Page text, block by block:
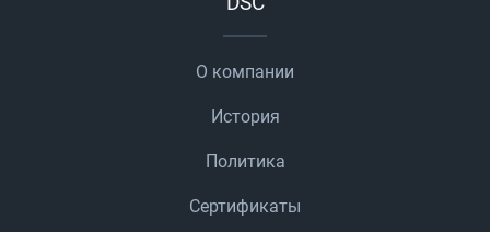
О компании
История
Политика
Сертификаты